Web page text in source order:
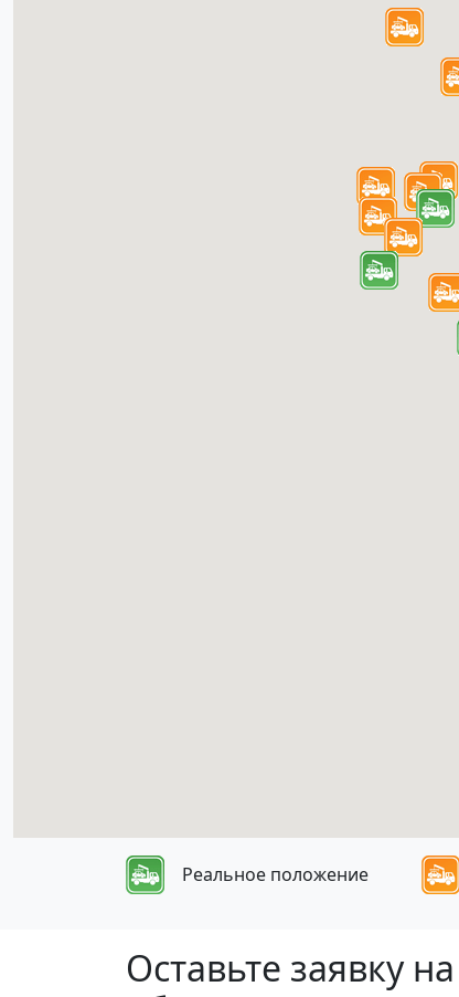
Реальное положение
Оставьте заявку